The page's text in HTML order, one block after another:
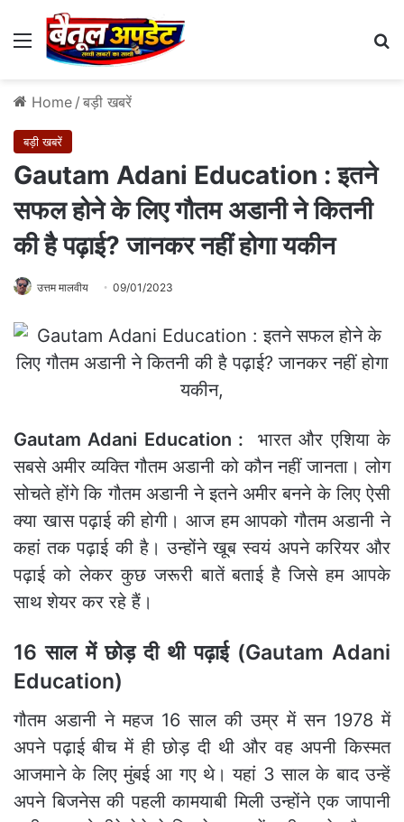
Menu
Home / बड़ी खबरें
बड़ी खबरें
Gautam Adani Education : इतने
सफल होने के लिए गौतम अडानी ने कितनी
की है पढ़ाई? जानकर नहीं होगा यकीन
उत्तम मालवीय 09/01/2023
Gautam Adani Education :
भारत और एशिया के
सबसे अमीर व्यक्ति गौतम अडानी को कौन नहीं जानता। लोग
सोचते होंगे कि गौतम अडानी ने इतने अमीर बनने के लिए ऐसी
क्या खास पढ़ाई की होगी। आज हम आपको गौतम अडानी ने
कहां तक पढ़ाई की है। उन्होंने खूब स्वयं अपने करियर और
पढ़ाई को लेकर कुछ जरूरी बातें बताई है जिसे हम आपके
साथ शेयर कर रहे हैं।
16 साल में छोड़ दी थी पढ़ाई (Gautam Adani
Education)
गौतम अडानी ने महज 16 साल की उम्र में सन 1978 में
अपने पढ़ाई बीच में ही छोड़ दी थी और वह अपनी किस्मत
आजमाने के लिए मुंबई आ गए थे। यहां 3 साल के बाद उन्हें
अपने बिजनेस की पहली कामयाबी मिली उन्होंने एक जापानी